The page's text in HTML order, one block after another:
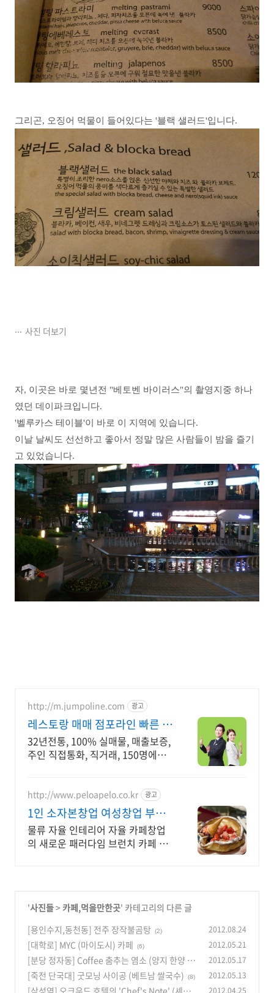
그리곤, 오징어 먹물이 들어있다는 '블랙 샐러드'입니다.
사진 더보기
자, 이곳은 바로 몇년전 "베토벤 바이러스"의 촬영지중 하나
였던 데이파크입니다.
'벨루카스 테이블'이 바로 이 지역에 있습니다.
이날 날씨도 선선하고 좋아서 정말 많은 사람들이 밤을 즐기
고 있었습니다.
http://m.jumpoline.com 광고
레스토랑 매매 점포라인 빠른 직
거래 & 안전중개거래
32년전통, 100% 실매물, 매출보증,
주인 직접통화, 직거래, 150명에이
http://www.peloapelo.co.kr 광고
1인 소자본창업 여성창업 부산
에서 난리난 브런치카페
물류 자율 인테리어 자율 카페창업
의 새로운 패러다임 브런치 카페 창
'사진들> 카페,먹을만한곳' 카테고리의 다른 글
[용인수지,동천동] 전주 장작불곰탕 (2) 2012.08.24
[대학로] MYC (마이도시) 카페 (6) 2012.05.21
[분당 정자동] Coffee 춤추는 염소 (양지 한양 건
너편)
(8)
2012.05.17
[죽전 단국대] 굿모닝 사이공 (베트남 쌀국수) (8) 2012.05.13
[삼성역] 오크우드 호텔의 'Chef's Note' (셰프
2012.04.25